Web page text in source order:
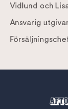
Vidlund och
Ansvarig